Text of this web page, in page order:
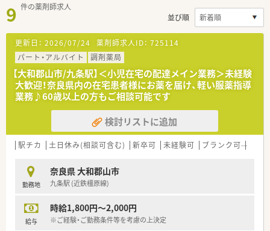
9 件の薬剤師求人
並び順
更新日： 2026/07/24 薬剤師求人ID： 725114
パート・アルバイト
調剤薬局
【大和郡山市/九条駅】＜小児在宅の配達メイン業務＞未経験
大歓迎！奈良県内の在宅患者様にお薬を届け、軽い服薬指導
業務♪60歳以上の方もご相談可能です
検討リストに追加
駅チカ 土日休み(相談可含む) 新卒可 未経験可 ブランク可
勤務地
奈良県 大和郡山市
九条駅 (近鉄橿原線)
給与
時給1,800円～2,000円
※ご経験・ご勤務条件等を考慮の上決定